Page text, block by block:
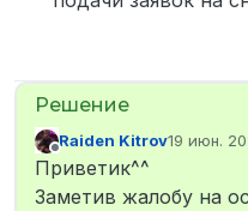
Не в сети
Raiden Kitrov19 июн.
Приветик^^
Заметив жалобу на